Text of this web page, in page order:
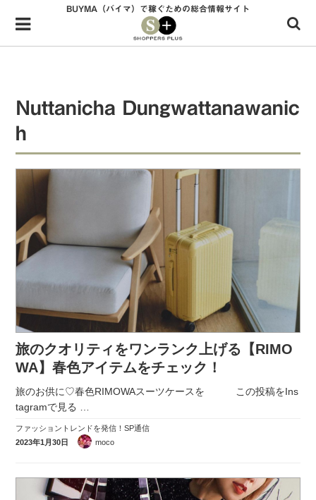
Menu
HOME
34歳独身OLバイマ実践記
無在庫で自由気ままに稼ぐ！バイマ実践記
ファッショントレンドを発信！SP通信
BUYMAの売れ筋商品
バイマ活動の疑問に売れっ子現役バイヤーが答えてみた
実録！海外ショップで買ってみた！
海外SHOP LIST
パーソナルショッパー指南書
BUYMA（バイマ）で稼ぐための総合情報サイト
Nuttanicha Dungwattanawanic
h
旅のクオリティをワンランク上げる【RIMO
WA】春色アイテムをチェック！
旅のお供に♡春色RIMOWAスーツケースを この投稿をIns
tagramで見る …
ファッショントレンドを発信！SP通信
2023年1月30日
moco